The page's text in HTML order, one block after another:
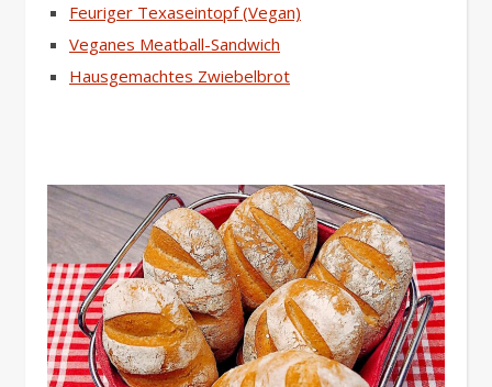
Feuriger Texaseintopf (Vegan)
Veganes Meatball-Sandwich
Hausgemachtes Zwiebelbrot